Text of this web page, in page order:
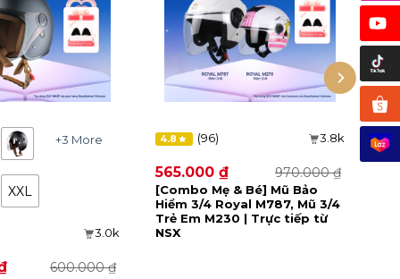
+3 More
XXL
600.000₫
3.0k
[Combo Mẹ & Bé] Mũ Bảo
Hiểm 3/4 Royal M787, Mũ 3/4
Trẻ Em M230 | Trực tiếp từ
NSX
970.000₫
565.000 ₫
4.8 (96) 3.8k